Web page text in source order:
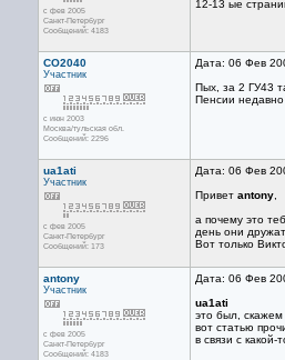
с фев 2005
Санкт-Петербург
Сообщений: 4183
12-13 ые
CO2040
Участник
с июн 2003
Москва/тульская обл.
Сообщений: 2296
Дата: 06 Фев
Пых, за 2 ГУ43
Пенсии
ua1ati
Участник
с фев 2005
Санкт-Петербург
Сообщений: 173
Дата: 06 Фев
Привет antony
а почему это
день они
Вот только
antony
Участник
с фев 2005
Санкт-Петербург
Сообщений: 4183
Дата: 06 Фев
ua1ati
это был,
вот статью
в связи с